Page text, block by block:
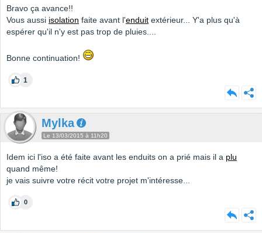
Bravo ça avance!!
Vous aussi isolation faite avant l'enduit extérieur... Y'a plus qu'à
espérer qu'il n'y est pas trop de pluies....
Bonne continuation!
1
Mylka
Le 13/03/2015 à 11h20
Idem ici l'iso a été faite avant les enduits on a prié mais il a plu
quand même!
je vais suivre votre récit votre projet m'intéresse...
0